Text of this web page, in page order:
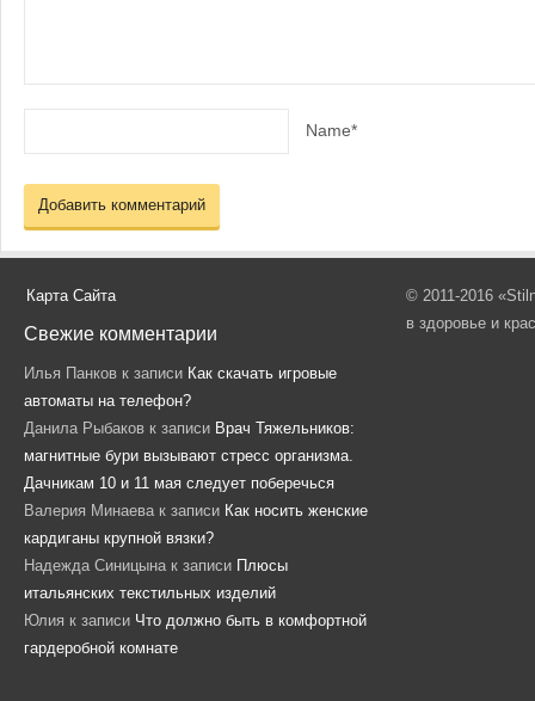
Name*
Карта Сайта
Свежие комментарии
Илья Панков к записи Как скачать игровые
автоматы на телефон?
Данила Рыбаков к записи Врач Тяжельников:
магнитные бури вызывают стресс организма.
Дачникам 10 и 11 мая следует поберечься
Валерия Минаева к записи Как носить женские
кардиганы крупной вязки?
Надежда Синицына к записи Плюсы
итальянских текстильных изделий
Юлия к записи Что должно быть в комфортной
гардеробной комнате
© 2011-2016
в здоровье и